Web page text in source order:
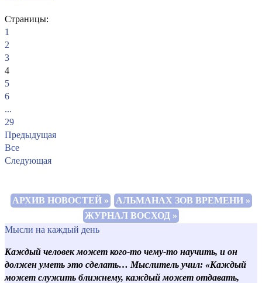
Страницы:
1
2
3
4
5
6
...
29
Предыдущая
Все
Следующая
АРХИВ НОВОСТЕЙ »
АЛЬМАНАХ ЗОВ ВРЕМЕНИ »
ЖУРНАЛ ВОСХОД »
Мысли на каждый день
Каждый человек может кого-то чему-то научить, и он
должен уметь это сделать… Мыслитель учил: «Каждый
может служить ближнему, каждый может отдавать,